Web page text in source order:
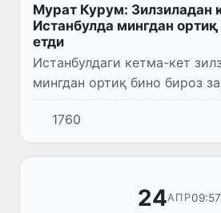
Мурат Курум: Зилзиладан
Истанбулда мингдан ортиқ
етди
Истанбулдаги кетма-кет
мингдан ортиқ бино бироз
ҳақда Туркия шаҳарсозлик
вазири Мурат Курум Х
маълум қилди.
1760
24АПР09:57